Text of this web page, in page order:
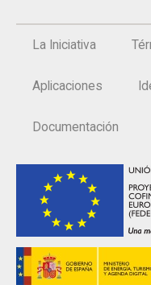
La Iniciativa
Aplicaciones
Documentación